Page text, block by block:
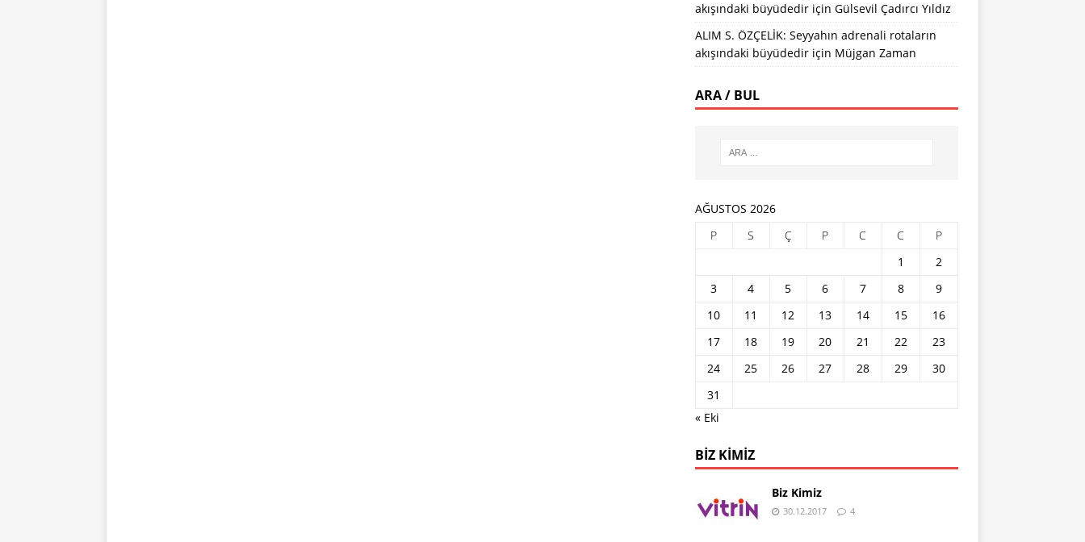
akışındaki büyüdediriçin Gülsevil Çadırcı Yıldız
ALIM S. ÖZÇELİK: Seyyahın adrenali rotaların
akışındaki büyüdediriçin Müjgan Zaman
ARA / BUL
AĞUSTOS 2026
P
S Ç P C C
P
1
2
3
4 5 6 7 8
9
10
11 12 13 14 15
16
17
18 19 20 21 22
23
24
25 26 27 28 29
30
31
« Eki
BIZ KIMIZ
Biz Kimiz
30.12.2017 4